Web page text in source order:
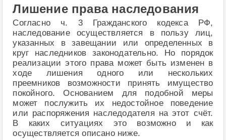
Лишение права наследования
Согласно ч. 3 Гражданского кодекса РФ,
наследование осуществляется в пользу лиц,
указанных в завещании или определенных в
круг наследников законодательно. Но порядок
реализации этого права может быть изменен в
ходе лишения одного или нескольких
преемников возможности принять имущество
покойного. Основанием для подобной меры
может послужить их недостойное поведение
или распоряжения наследодателя на этот счёт.
В каких ситуациях это возможно и как
осуществляется описано ниже.